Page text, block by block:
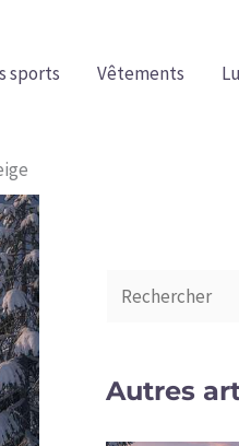
sports Vêtements
Autres